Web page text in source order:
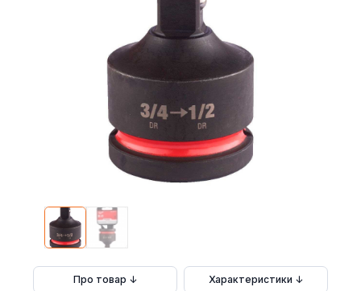
Про товар ↓ Характеристики ↓